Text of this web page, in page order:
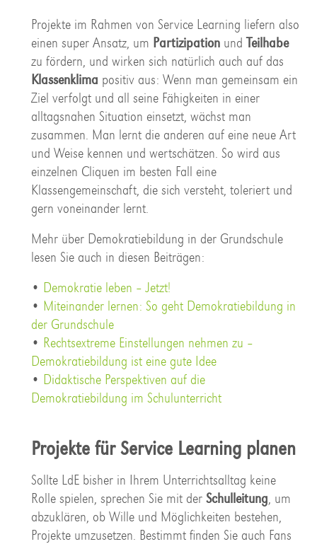
Projekte im Rahmen von Service Learning liefern also
einen super Ansatz, um PartizipationundTeilhabe
zu fördern, und wirken sich natürlich auch auf das
Klassenklima positiv aus: Wenn man gemeinsam ein
Ziel verfolgt und all seine Fähigkeiten in einer
alltagsnahen Situation einsetzt, wächst man
zusammen. Man lernt die anderen auf eine neue Art
und Weise kennen und wertschätzen. So wird aus
einzelnen Cliquen im besten Fall eine
Klassengemeinschaft, die sich versteht, toleriert und
gern voneinander lernt.
Mehr über Demokratiebildung in der Grundschule
lesen Sie auch in diesen Beiträgen:
• Demokratie leben – Jetzt!
• Miteinander lernen: So geht Demokratiebildung in
der Grundschule
• Rechtsextreme Einstellungen nehmen zu –
Demokratiebildung ist eine gute Idee
• Didaktische Perspektiven auf die
Demokratiebildung im Schulunterricht
Projekte für Service Learning planen
Sollte LdE bisher in Ihrem Unterrichtsalltag keine
Rolle spielen, sprechen Sie mit der Schulleitung, um
abzuklären, ob Wille und Möglichkeiten bestehen,
Projekte umzusetzen. Bestimmt finden Sie auch Fans